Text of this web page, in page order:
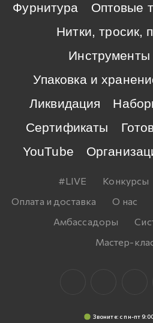
Фурнитура
Оптовые
Нитки, тросик,
Инструменты
Упаковка и
Ликвидация
Сертификаты
YouTube
#LIVE Конкурсы
Оплата и доставка
О нас
Амбассадоры
Мастер-
Звоните: c пн-пт